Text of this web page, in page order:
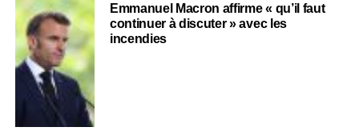
Emmanuel Macron affirme « qu’il faut
continuer à discuter » avec les
incendies